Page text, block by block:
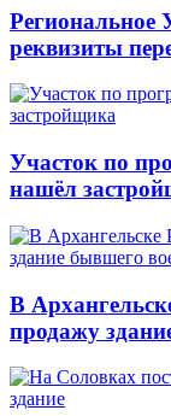
Региональное
реквизиты
Участок по
нашёл
В
продажу